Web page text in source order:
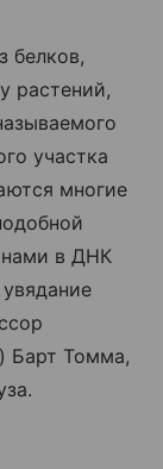
белков,
растений,
участка
многие
в ДНК
Барт Томма,